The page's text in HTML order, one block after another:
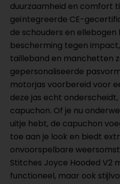
duurzaamheid en comfort
geïntegreerde CE-
de schouders en
bescherming tegen
tailleband en manchetten
gepersonaliseerde
motorjas voorbereid voor
deze jas echt
capuchon. Of je nu
uitje hebt, de capuchon
toe aan je look en biedt
onvoorspelbare
Stitches Joyce Hooded V2
functioneel, maar ook